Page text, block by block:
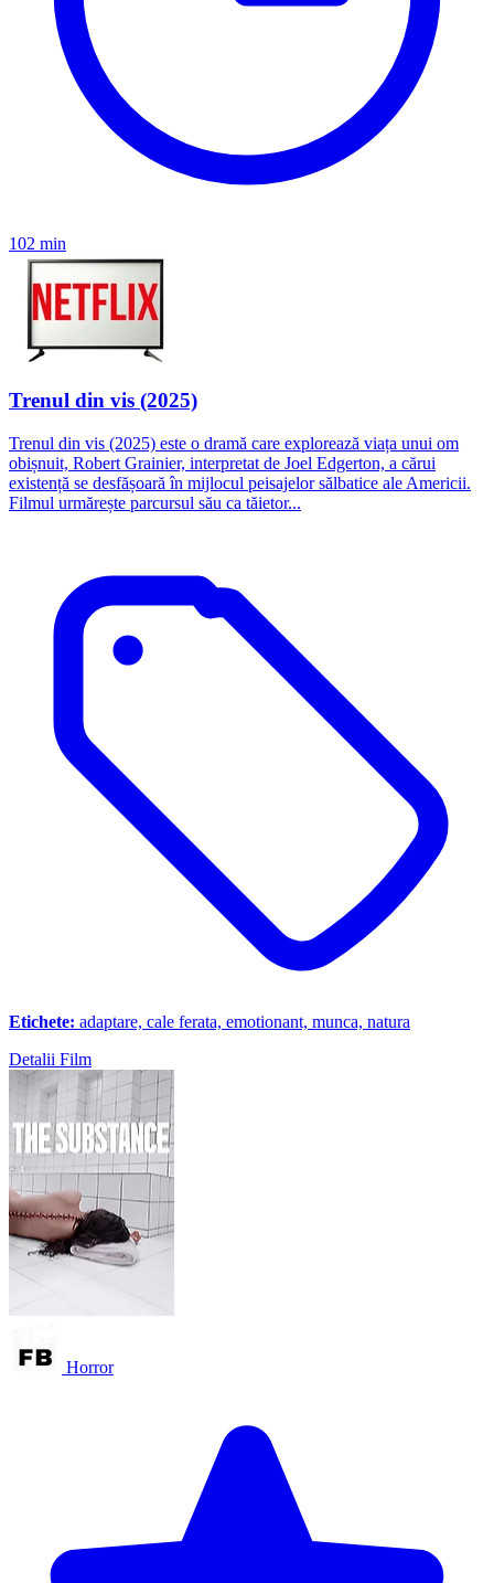
102 min
Trenul din vis (2025)
Trenul din vis (2025) este o dramă care explorează viața unui om
obișnuit, Robert Grainier, interpretat de Joel Edgerton, a cărui
existență se desfășoară în mijlocul peisajelor sălbatice ale Americii.
Filmul urmărește parcursul său ca tăietor...
Etichete: adaptare, cale ferata, emotionant, munca, natura
Detalii Film
Horror